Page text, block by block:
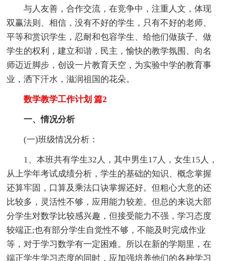
与人友善，合作交流，在竞争中，注重人文，体现
双赢法则、相信，没有不好的学生，只有不好的老师、
平等和赏识学生，忍耐和包容学生、给他们做孩子、做
学生的权利，建立和谐，民主，愉快的教学氛围、向名
师迈近脚步，创设一片教育天空，为实验中学的教育事
业，洒下汗水，滋润祖国的花朵。
数学教学工作计划 篇2
一、情况分析
(一)班级情况分析：
1、本班共有学生32人，其中男生17人，女生15人，
从上学年考试成绩分析，学生的基础的知识、概念掌握
还算牢固，口算及乘法口诀掌握还好。但粗心大意的还
比较多，灵活性不够，应用能力较差。但总的来说大部
分学生对数学比较感兴趣，但接受能力不强，学习态度
较端正;也有部分学生自觉性不够，不能及时完成作业
等，对于学习数学有一定困难。所以在新的学期里，在
端正学生学习态度的同时，应加强培养他们的各种学习